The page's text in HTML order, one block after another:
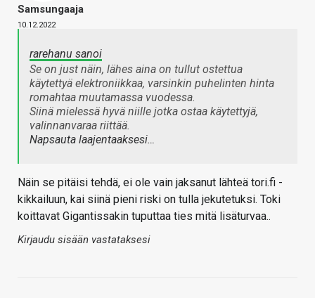
Samsungaaja
10.12.2022
rarehanu sanoi
Se on just näin, lähes aina on tullut ostettua
käytettyä elektroniikkaa, varsinkin puhelinten hinta
romahtaa muutamassa vuodessa.
Siinä mielessä hyvä niille jotka ostaa käytettyjä,
valinnanvaraa riittää.
Napsauta laajentaaksesi…
Näin se pitäisi tehdä, ei ole vain jaksanut lähteä tori.fi -
kikkailuun, kai siinä pieni riski on tulla jekutetuksi. Toki
koittavat Gigantissakin tuputtaa ties mitä lisäturvaa..
Kirjaudu sisään vastataksesi